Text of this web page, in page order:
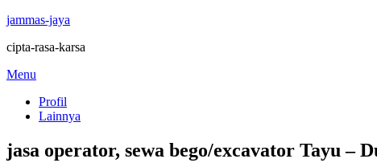
jammas-jaya
cipta-rasa-karsa
Skip
content
Menu
Profil
Lainnya
jasa operator, sewa bego/excavator Tayu –